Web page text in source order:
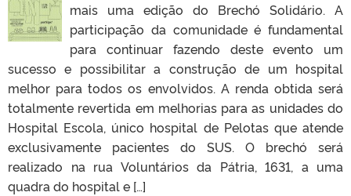
mais uma edição do Brechó Solidário. A
participação da comunidade é fundamental
para continuar fazendo deste evento um
sucesso e possibilitar a construção de um hospital
melhor para todos os envolvidos. A renda obtida será
totalmente revertida em melhorias para as unidades do
Hospital Escola, único hospital de Pelotas que atende
exclusivamente pacientes do SUS. O brechó será
realizado na rua Voluntários da Pátria, 1631, a uma
quadra do hospital e […]